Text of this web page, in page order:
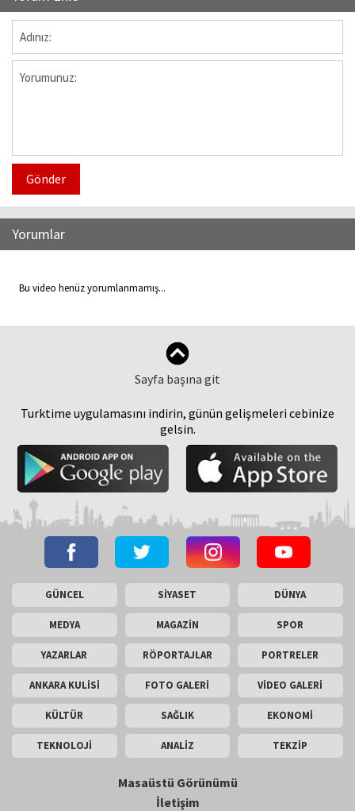
Gönder
Yorumlar
Bu video henüz yorumlanmamış...
Sayfa başına git
Turktime uygulamasını indirin, günün gelişmeleri cebinize
gelsin.
GÜNCEL SİYASET DÜNYA
MEDYA MAGAZİN SPOR
YAZARLAR RÖPORTAJLAR PORTRELER
ANKARA KULİSİ FOTO GALERİ VİDEO GALERİ
KÜLTÜR SAĞLIK EKONOMİ
TEKNOLOJİ ANALİZ TEKZİP
Masaüstü Görünümü
İletişim